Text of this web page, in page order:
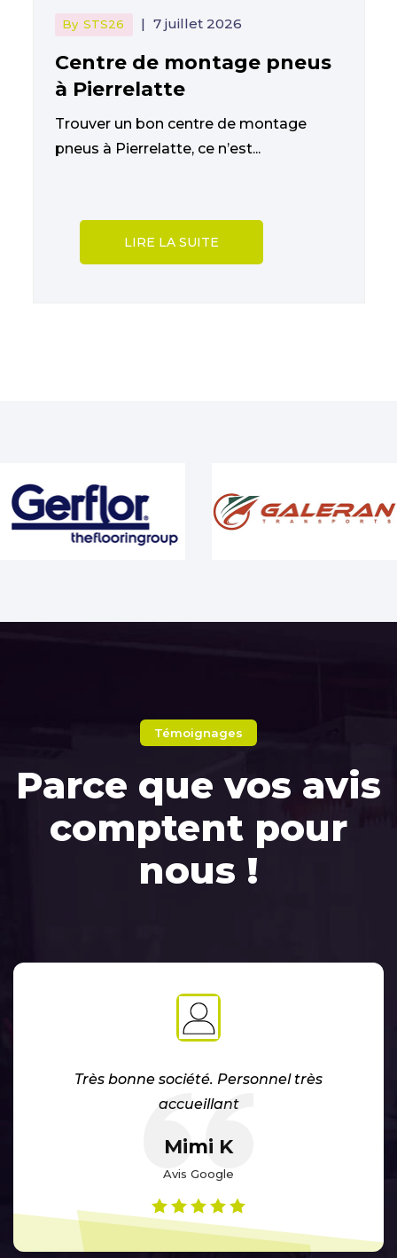
By STS26 | 7 juillet 2026
Centre de montage pneus
à Pierrelatte
Trouver un bon centre de montage
pneus à Pierrelatte, ce n’est...
Témoignages
Parce que vos avis
comptent pour
nous !
Accueil agréable, personnel
compétent brefs une vraie équipe
plusieurs achats dans cette
société.
Phil D